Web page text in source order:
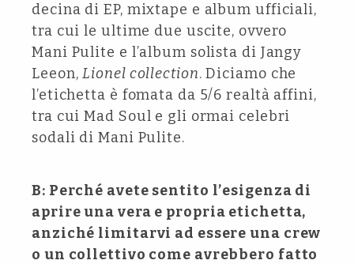
decina di EP, mixtape e album ufficiali,
tra cui le ultime due uscite, ovvero
Mani Pulite e l’album solista di Jangy
Leeon,Lionel collection. Diciamo che
l’etichetta è fomata da 5/6 realtà affini,
tra cui Mad Soul e gli ormai celebri
sodali di Mani Pulite.
B: Perché avete sentito l’esigenza di
aprire una vera e propria etichetta,
anziché limitarvi ad essere una crew
o un collettivo come avrebbero fatto